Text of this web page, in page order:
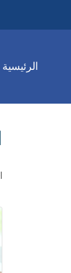
الرئيسية